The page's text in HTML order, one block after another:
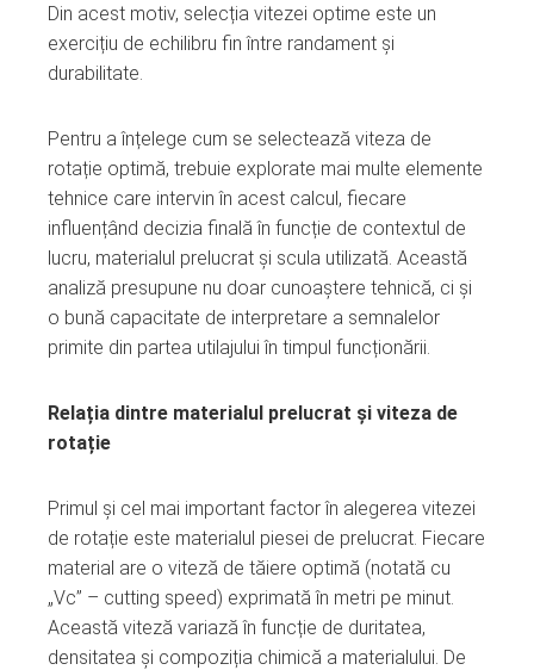
Din acest motiv, selecția vitezei optime este un
exercițiu de echilibru fin între randament și
durabilitate.
Pentru a înțelege cum se selectează viteza de
rotație optimă, trebuie explorate mai multe elemente
tehnice care intervin în acest calcul, fiecare
influențând decizia finală în funcție de contextul de
lucru, materialul prelucrat și scula utilizată. Această
analiză presupune nu doar cunoaștere tehnică, ci și
o bună capacitate de interpretare a semnalelor
primite din partea utilajului în timpul funcționării.
Relația dintre materialul prelucrat și viteza de
rotație
Primul și cel mai important factor în alegerea vitezei
de rotație este materialul piesei de prelucrat. Fiecare
material are o viteză de tăiere optimă (notată cu
„Vc” – cutting speed) exprimată în metri pe minut.
Această viteză variază în funcție de duritatea,
densitatea și compoziția chimică a materialului. De